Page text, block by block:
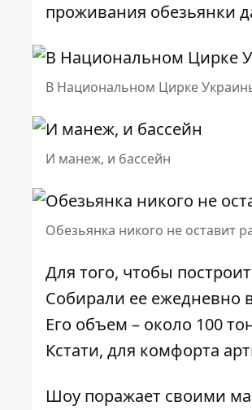
проживания обезьянки
В Национальном Цирке
И манеж, и бассейн
Обезьянка никого не оставит
Для того, чтобы
Собирали ее ежедневно
Его объем – около 100
Кстати, для комфорта
Шоу поражает своими